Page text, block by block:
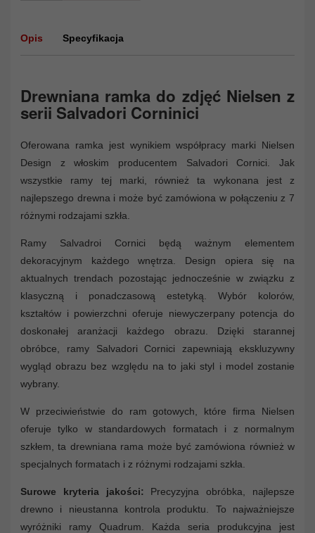
Opis Specyfikacja
Drewniana ramka do zdjęć Nielsen z
serii Salvadori Corninici
Oferowana ramka jest wynikiem współpracy marki Nielsen
Design z włoskim producentem Salvadori Cornici. Jak
wszystkie ramy tej marki, również ta wykonana jest z
najlepszego drewna i może być zamówiona w połączeniu z 7
różnymi rodzajami szkła.
Ramy Salvadroi Cornici będą ważnym elementem
dekoracyjnym każdego wnętrza. Design opiera się na
aktualnych trendach pozostając jednocześnie w związku z
klasyczną i ponadczasową estetyką. Wybór kolorów,
kształtów i powierzchni oferuje niewyczerpany potencja do
doskonałej aranżacji każdego obrazu. Dzięki starannej
obróbce, ramy Salvadori Cornici zapewniają ekskluzywny
wygląd obrazu bez względu na to jaki styl i model zostanie
wybrany.
W przeciwieństwie do ram gotowych, które firma Nielsen
oferuje tylko w standardowych formatach i z normalnym
szkłem, ta drewniana rama może być zamówiona również w
specjalnych formatach i z różnymi rodzajami szkła.
Surowe kryteria jakości: Precyzyjna obróbka, najlepsze
drewno i nieustanna kontrola produktu. To najważniejsze
wyróżniki ramy Quadrum. Każda seria produkcyjna jest